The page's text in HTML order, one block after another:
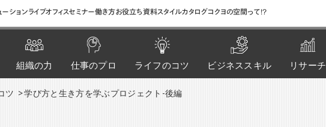
ーションライブオフィスセミナー働き方お役立ち資料スタイルカタログコクヨの空間って!?
組織の力 仕事のプロ ライフのコツ ビジネススキル リサーチ
ツ 学び方と生き方を学ぶプロジェクト-後編